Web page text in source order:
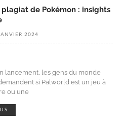
de Pokémon : insights
2024
lancement, les gens du monde
si Palworld est un jeu à
ou une